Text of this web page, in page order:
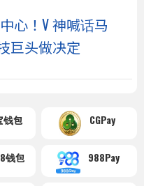
心！V 神喊话马
巨头做决定
钱包 CGPay
钱包 988Pay